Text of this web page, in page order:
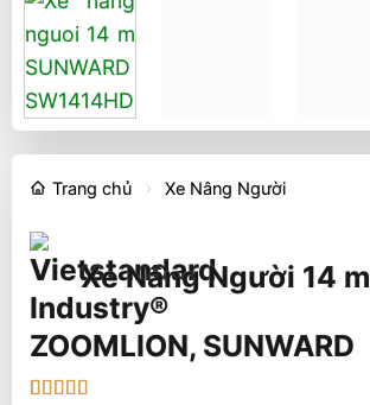
Trang chủ Xe Nâng Người
Xe Nâng Người 14 m
ZOOMLION, SUNWARD